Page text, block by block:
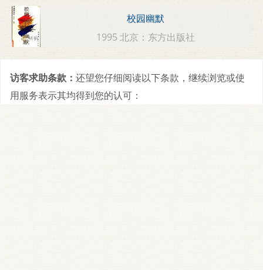
校园幽默
1995 北京：东方出版社
访客求助条款： 还望您仔细阅读以下条款，继续浏览或使
用服务表示其均得到您的认可：